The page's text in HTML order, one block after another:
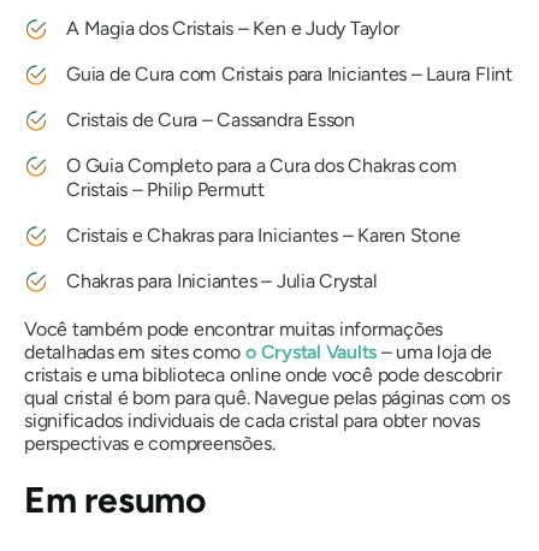
A Magia dos Cristais – Ken e Judy Taylor
Guia de Cura com Cristais para Iniciantes – Laura Flint
Cristais de Cura – Cassandra Esson
O Guia Completo para a Cura dos Chakras com
Cristais – Philip Permutt
Cristais e Chakras para Iniciantes – Karen Stone
Chakras para Iniciantes – Julia Crystal
Você também pode encontrar muitas informações
detalhadas em sites como o Crystal Vaults – uma loja de
cristais e uma biblioteca online onde você pode descobrir
qual cristal é bom para quê. Navegue pelas páginas com os
significados individuais de cada cristal para obter novas
perspectivas e compreensões.
Em resumo